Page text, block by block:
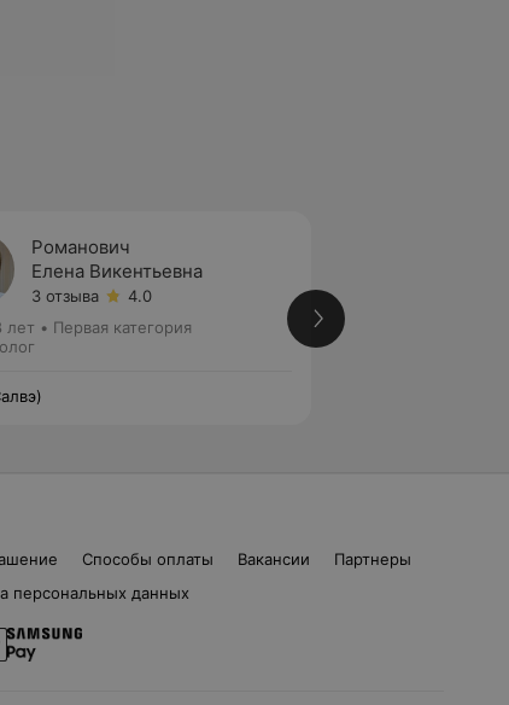
Романович
Елена Викентьевна
3 отзыва
4.0
лет • Первая категория
Способы оплаты Вакансии
Партнеры
персональных данных